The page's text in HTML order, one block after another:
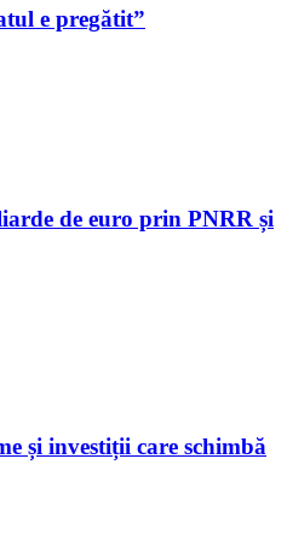
e pregătit”
de euro prin PNRR și
și investiții care schimbă